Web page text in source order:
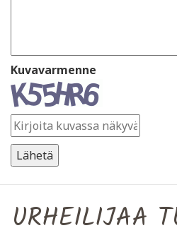
Kuvavarmenne
URHEILIJAA